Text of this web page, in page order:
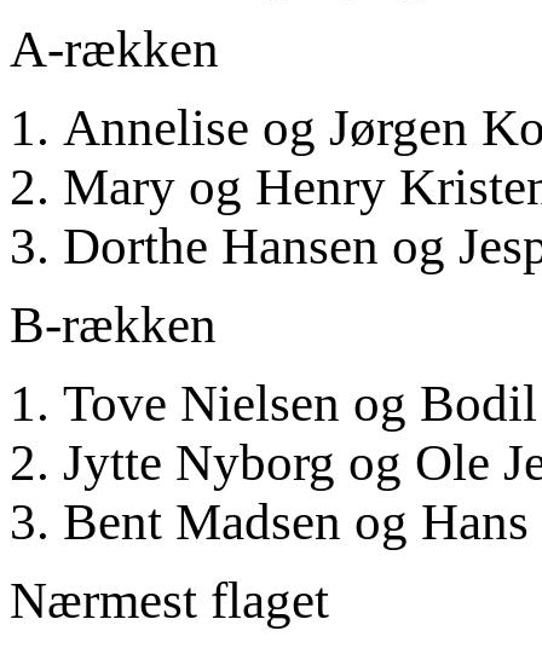
A-rækken
1. Annelise og Jørgen
2. Mary og Henry
3. Dorthe Hansen og
B-rækken
1. Tove Nielsen og
2. Jytte Nyborg og Ole
3. Bent Madsen og
Nærmest flaget